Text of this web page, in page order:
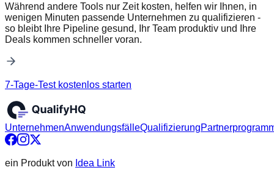
Während andere Tools nur Zeit kosten, helfen wir Ihnen, in
wenigen Minuten passende Unternehmen zu qualifizieren -
so bleibt Ihre Pipeline gesund, Ihr Team produktiv und Ihre
Deals kommen schneller voran.
7-Tage-Test kostenlos starten
UnternehmenAnwendungsfälleQualifizierung
ein Produkt von Idea Link